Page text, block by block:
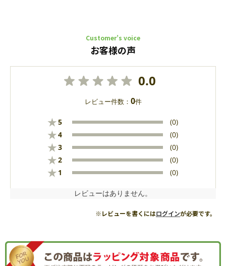
Customer’s voice
お客様の声
0.0
レビュー件数： 0件
★5 (0)
★4 (0)
★3 (0)
★2 (0)
★ 1 (0)
レビューはありません。
※レビューを書くにはログインが必要です。